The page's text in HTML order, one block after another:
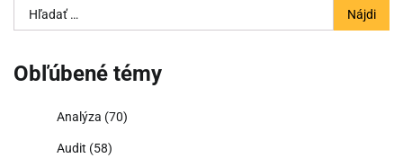
Hľadať:
Obľúbené témy
Analýza (70)
Audit (58)